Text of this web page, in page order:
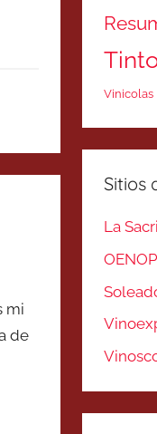
mi
de
Vinicolas
Sitios
La